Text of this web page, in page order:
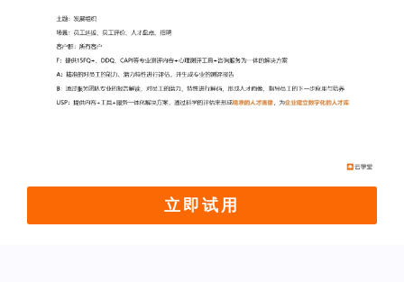
立即试用